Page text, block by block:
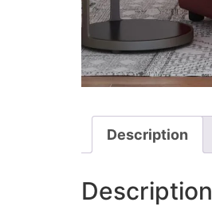
Description
Description